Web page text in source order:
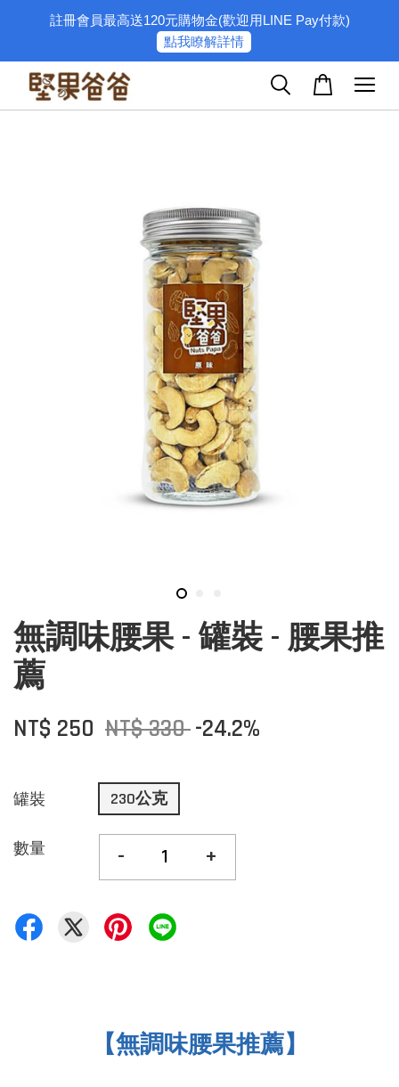
註冊會員最高送120元購物金(歡迎用LINE Pay付款)
點我瞭解詳情
無調味腰果 - 罐裝 - 腰果推
薦
NT$ 250 NT$ 330-24.2%
罐裝 230公克
數量 - +
【無調味腰果推薦】